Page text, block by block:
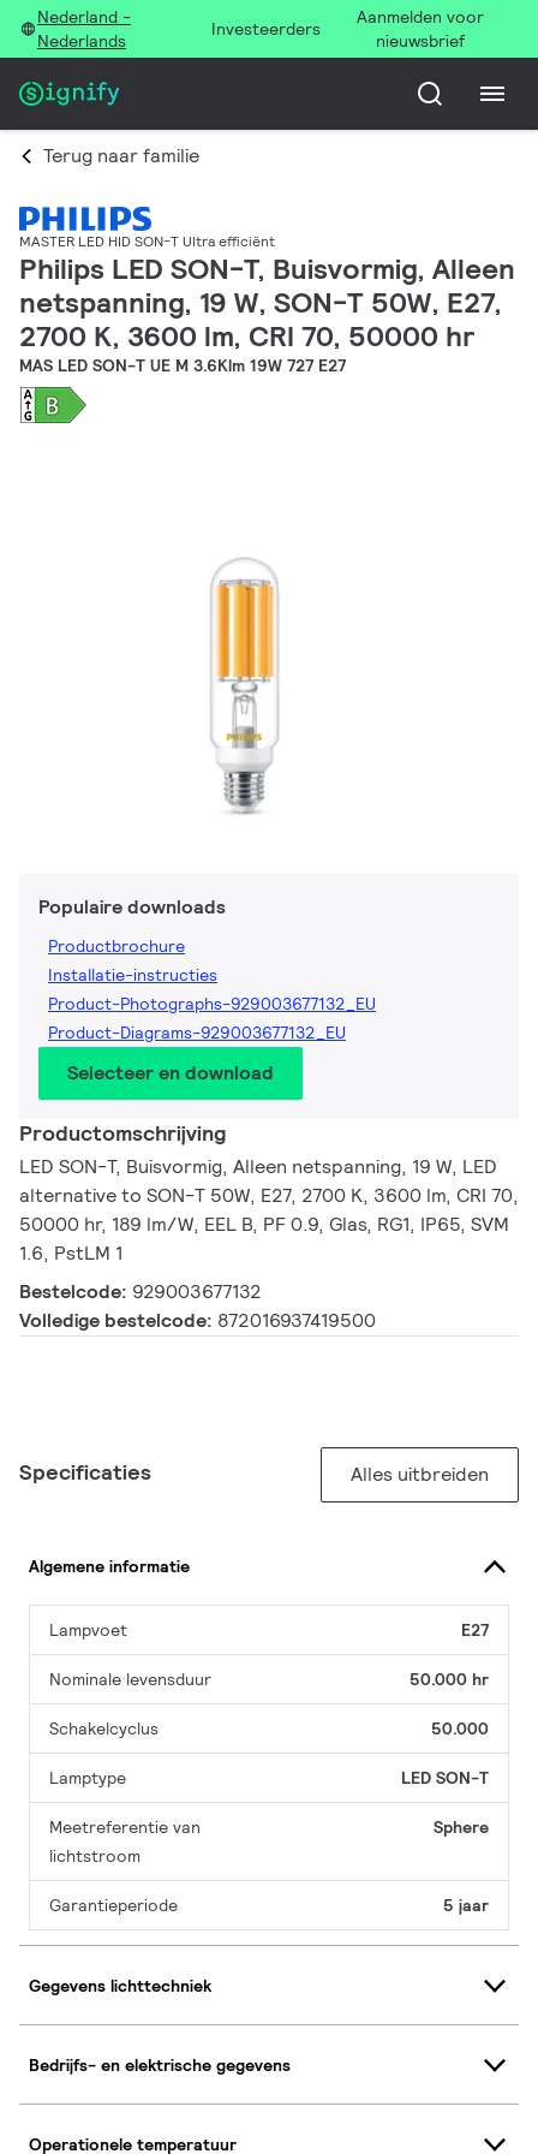
Nederland -
Nederlands
Investeerders
Aanmelden voor
nieuwsbrief
Terug naar familie
MASTER LED HID SON-T Ultra efficiënt
Philips LED SON-T, Buisvormig, Alleen
netspanning, 19 W, SON-T 50W, E27,
2700 K, 3600 lm, CRI 70, 50000 hr
MAS LED SON-T UE M 3.6Klm 19W 727 E27
Populaire downloads
Productbrochure
Installatie-instructies
Product-Photographs-929003677132_EU
Product-Diagrams-929003677132_EU
Selecteer en download
Productomschrijving
LED SON-T, Buisvormig, Alleen netspanning, 19 W, LED
alternative to SON-T 50W, E27, 2700 K, 3600 lm, CRI 70,
50000 hr, 189 lm/W, EEL B, PF 0.9, Glas, RG1, IP65, SVM
1.6, PstLM 1
Bestelcode: 929003677132
Volledige bestelcode: 872016937419500
Specificaties Alles uitbreiden
Algemene informatie
Lampvoet E27
Nominale levensduur 50.000 hr
Schakelcyclus 50.000
Lamptype LED SON-T
Meetreferentie van
lichtstroom
Sphere
Garantieperiode 5 jaar
Gegevens lichttechniek
Bedrijfs- en elektrische gegevens
Operationele temperatuur